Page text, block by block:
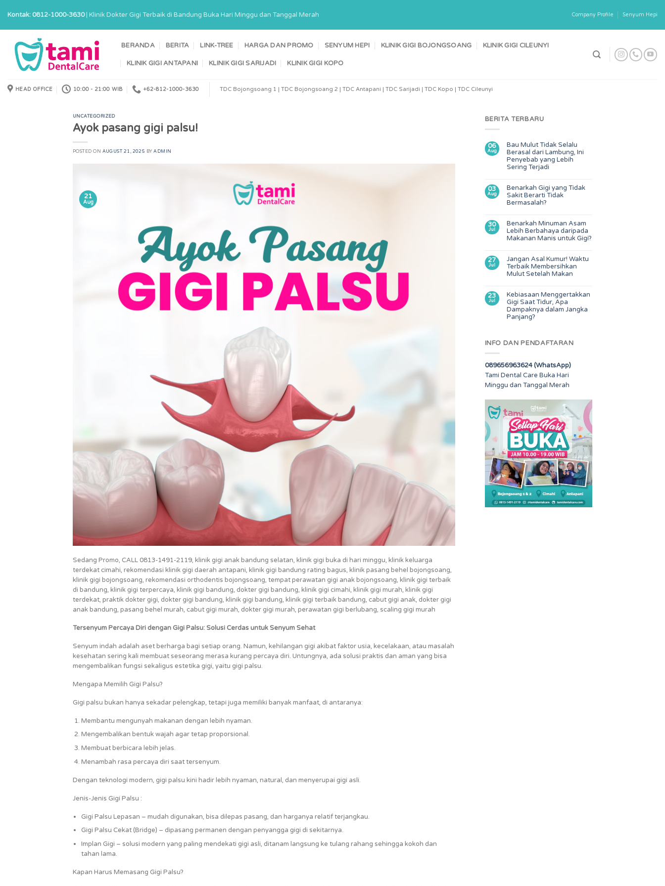
content
Kontak: 0812-1000-3630| Klinik Dokter Gigi Terbaik di Bandung Buka Hari Minggu dan Tanggal Merah Company Profile Senyum Hepi
BERANDA BERITA LINK-TREE HARGA DAN PROMO SENYUM HEPI KLINIK GIGI BOJONGSOANG KLINIK GIGI CILEUNYI
KLINIK GIGI ANTAPANI KLINIK GIGI SARIJADI KLINIK GIGI KOPO
HEAD OFFICE 10:00 - 21:00 WIB +62-812-1000-3630 TDC Bojongsoang 1 | TDC Bojongsoang 2 | TDC Antapani | TDC Sarijadi | TDC Kopo | TDC Cileunyi
UNCATEGORIZED
Ayok pasang gigi palsu!
POSTED ON AUGUST 21, 2025 BYADMIN
21
Aug
Sedang Promo, CALL 0813-1491-2119, klinik gigi anak bandung selatan, klinik gigi buka di hari minggu, klinik keluarga
terdekat cimahi, rekomendasi klinik gigi daerah antapani, klinik gigi bandung rating bagus, klinik pasang behel bojongsoang,
klinik gigi bojongsoang, rekomendasi orthodentis bojongsoang, tempat perawatan gigi anak bojongsoang, klinik gigi terbaik
di bandung, klinik gigi terpercaya, klinik gigi bandung, dokter gigi bandung, klinik gigi cimahi, klinik gigi murah, klinik gigi
terdekat, praktik dokter gigi, dokter gigi bandung, klinik gigi bandung, klinik gigi terbaik bandung, cabut gigi anak, dokter gigi
anak bandung, pasang behel murah, cabut gigi murah, dokter gigi murah, perawatan gigi berlubang, scaling gigi murah
Tersenyum Percaya Diri dengan Gigi Palsu: Solusi Cerdas untuk Senyum Sehat
Senyum indah adalah aset berharga bagi setiap orang. Namun, kehilangan gigi akibat faktor usia, kecelakaan, atau masalah
kesehatan sering kali membuat seseorang merasa kurang percaya diri. Untungnya, ada solusi praktis dan aman yang bisa
mengembalikan fungsi sekaligus estetika gigi, yaitu gigi palsu.
Mengapa Memilih Gigi Palsu?
Gigi palsu bukan hanya sekadar pelengkap, tetapi juga memiliki banyak manfaat, di antaranya:
Membantu mengunyah makanan dengan lebih nyaman.
Mengembalikan bentuk wajah agar tetap proporsional.
Membuat berbicara lebih jelas.
Menambah rasa percaya diri saat tersenyum.
Dengan teknologi modern, gigi palsu kini hadir lebih nyaman, natural, dan menyerupai gigi asli.
Jenis-Jenis Gigi Palsu :
Gigi Palsu Lepasan – mudah digunakan, bisa dilepas pasang, dan harganya relatif terjangkau.
Gigi Palsu Cekat (Bridge) – dipasang permanen dengan penyangga gigi di sekitarnya.
Implan Gigi – solusi modern yang paling mendekati gigi asli, ditanam langsung ke tulang rahang sehingga kokoh dan
tahan lama.
Kapan Harus Memasang Gigi Palsu?
BERITA TERBARU
06
Aug
Bau Mulut Tidak Selalu
Berasal dari Lambung, Ini
Penyebab yang Lebih
Sering Terjadi
03
Aug
Benarkah Gigi yang Tidak
Sakit Berarti Tidak
Bermasalah?
30
Jul
Benarkah Minuman Asam
Lebih Berbahaya daripada
Makanan Manis untuk Gigi?
27
Jul
Jangan Asal Kumur! Waktu
Terbaik Membersihkan
Mulut Setelah Makan
23
Jul
Kebiasaan Menggertakkan
Gigi Saat Tidur, Apa
Dampaknya dalam Jangka
Panjang?
INFO DAN PENDAFTARAN
089656963624 (WhatsApp)
Tami Dental Care Buka Hari
Minggu dan Tanggal Merah